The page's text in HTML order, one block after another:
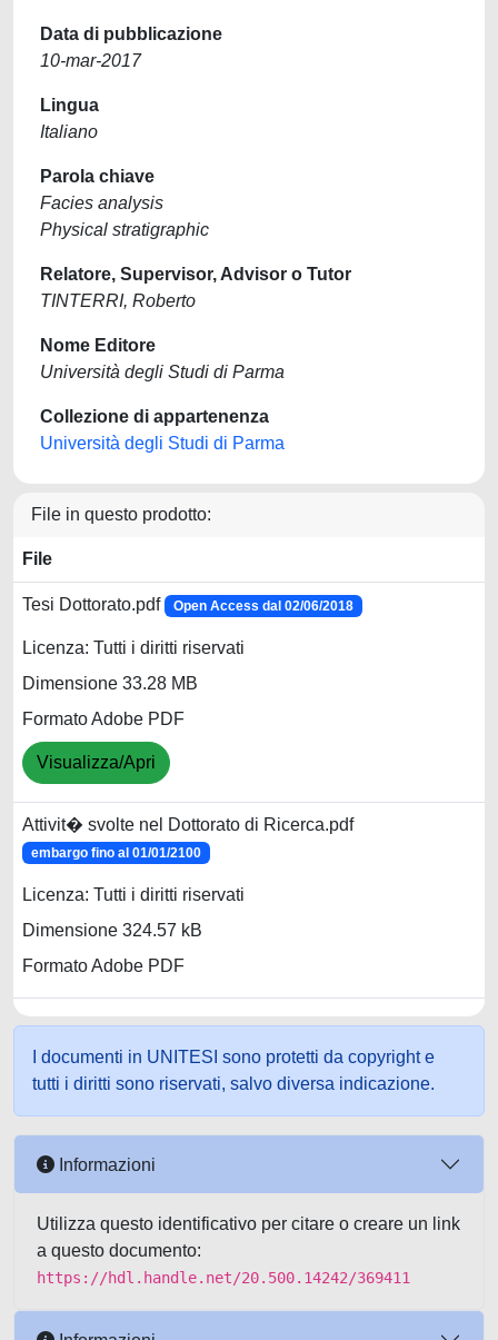
Data di pubblicazione
10-mar-2017
Lingua
Italiano
Parola chiave
Facies analysis
Physical stratigraphic
Relatore, Supervisor, Advisor o Tutor
TINTERRI, Roberto
Nome Editore
Università degli Studi di Parma
Collezione di appartenenza
Università degli Studi di Parma
File in questo prodotto:
File
Tesi Dottorato.pdf Open Access dal 02/06/2018
Licenza: Tutti i diritti riservati
Dimensione 33.28 MB
Formato Adobe PDF
Visualizza/Apri
Attivit� svolte nel Dottorato di Ricerca.pdf
embargo fino al 01/01/2100
Licenza: Tutti i diritti riservati
Dimensione 324.57 kB
Formato Adobe PDF
I documenti in UNITESI sono protetti da copyright e
tutti i diritti sono riservati, salvo diversa indicazione.
Informazioni
Utilizza questo identificativo per citare o creare un link
a questo documento:
https://hdl.handle.net/20.500.14242/369411